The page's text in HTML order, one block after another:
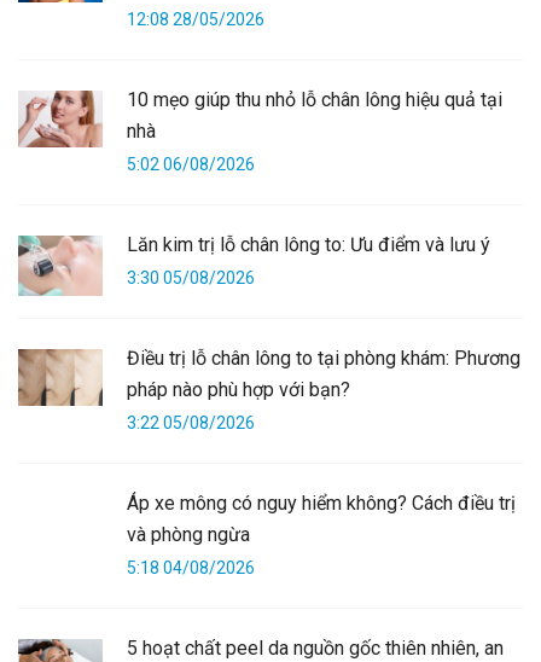
12:08 28/05/2026
10 mẹo giúp thu nhỏ lỗ chân lông hiệu quả tại
nhà
5:02 06/08/2026
Lăn kim trị lỗ chân lông to: Ưu điểm và lưu ý
3:30 05/08/2026
Điều trị lỗ chân lông to tại phòng khám: Phương
pháp nào phù hợp với bạn?
3:22 05/08/2026
Áp xe mông có nguy hiểm không? Cách điều trị
và phòng ngừa
5:18 04/08/2026
5 hoạt chất peel da nguồn gốc thiên nhiên, an